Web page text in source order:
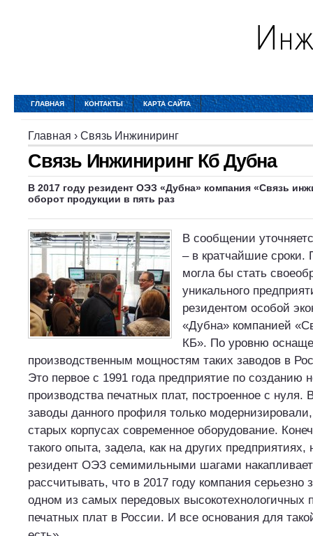
ГЛАВНАЯ КОНТАКТЫ КАРТА САЙТА
Главная › Связь Инжиниринг
Связь Инжиниринг Кб Дубна
В 2017 году резидент ОЭЗ «Дубна» компания «Связь
оборот продукции в пять раз
В сообщении
– в кратчайшие сроки.
могла бы стать
уникального
резидентом особой
«Дубна» компанией
КБ». По уровню
производственным мощностям таких заводов в
Это первое с 1991 года предприятие по созданию
производства печатных плат, построенное с нуля.
заводы данного профиля только
старых корпусах современное оборудование.
такого опыта, задела, как на других
резидент ОЭЗ семимильными шагами
рассчитывать, что в 2017 году компания серьезно
одном из самых передовых высокотехнологичных
печатных плат в России. И все основания для